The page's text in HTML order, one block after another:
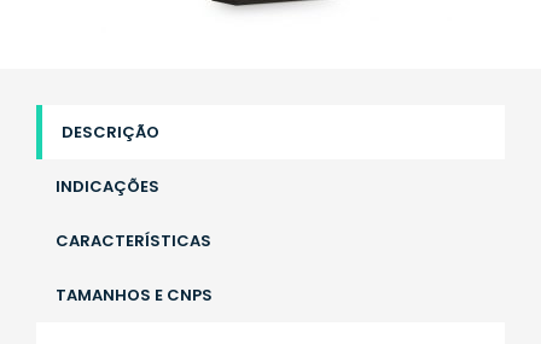
DESCRIÇÃO
INDICAÇÕES
CARACTERÍSTICAS
TAMANHOS E CNPS